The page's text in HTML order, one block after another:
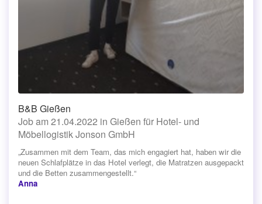
B&B Gießen
Job am 21.04.2022 in Gießen für Hotel- und
Möbellogistik Jonson GmbH
„Zusammen mit dem Team, das mich engagiert hat, haben wir die
neuen Schlafplätze in das Hotel verlegt, die Matratzen ausgepackt
und die Betten zusammengestellt.“
Anna